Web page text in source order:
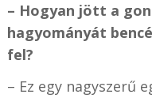
– Hogyan jött a
hagyományát
fel?
– Ez egy nagyszerű